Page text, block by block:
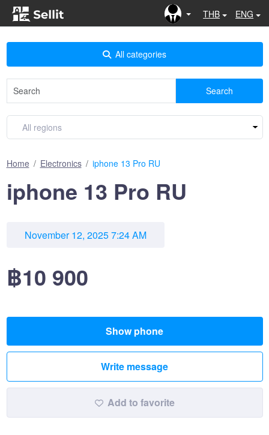
THB ENG
All categories
Search
Home Electronics iphone 13 Pro RU
iphone 13 Pro RU
November 12, 2025 7:24 AM
฿10 900
Show phone
Write message
Add to favorite